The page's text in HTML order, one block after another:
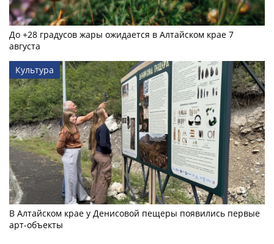
До +28 градусов жары ожидается в Алтайском крае 7
августа
Культура
В Алтайском крае у Денисовой пещеры появились первые
арт-объекты